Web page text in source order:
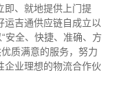
即、就地提供上门提
运吉通供应链自成立以
安全、快捷、准确、方
质满意的服务，努力
企业理想的物流合作伙